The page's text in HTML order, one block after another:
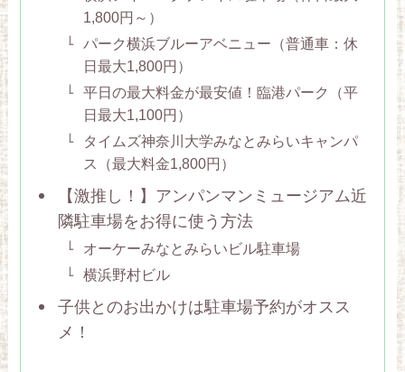
1,800円～）
パーク横浜ブルーアベニュー（普通車：休
日最大1,800円）
平日の最大料金が最安値！臨港パーク（平
日最大1,100円）
タイムズ神奈川大学みなとみらいキャンパ
ス（最大料金1,800円）
【激推し！】アンパンマンミュージアム近
隣駐車場をお得に使う方法
オーケーみなとみらいビル駐車場
横浜野村ビル
子供とのお出かけは駐車場予約がオスス
メ！